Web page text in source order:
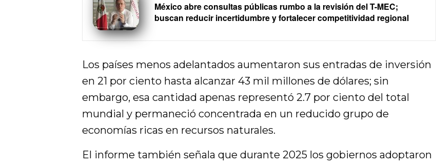
México abre consultas públicas rumbo a la revisión del T-MEC;
buscan reducir incertidumbre y fortalecer competitividad regional
Los países menos adelantados aumentaron sus entradas de inversión
en 21 por ciento hasta alcanzar 43 mil millones de dólares; sin
embargo, esa cantidad apenas representó 2.7 por ciento del total
mundial y permaneció concentrada en un reducido grupo de
economías ricas en recursos naturales.
El informe también señala que durante 2025 los gobiernos adoptaron